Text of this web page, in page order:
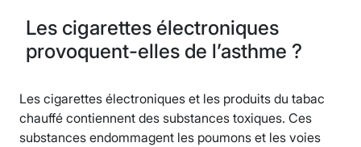
Les cigarettes électroniques
provoquent-elles de l’asthme ?
Les cigarettes électroniques et les produits du tabac
chauffé contiennent des substances toxiques. Ces
substances endommagent les poumons et les voies